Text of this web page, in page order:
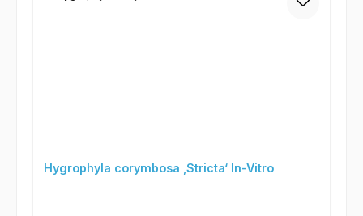
Hygrophyla corymbosa ‚Stricta‘ In-Vitro